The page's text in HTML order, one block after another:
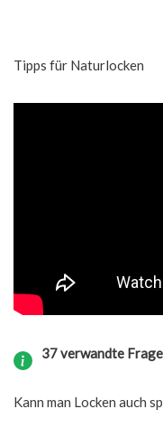
Tipps für Naturlocken
37 verwandte
Kann man Locken auch